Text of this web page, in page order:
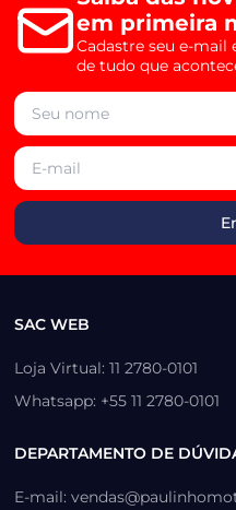
em primeira
Cadastre seu e-
de tudo que
SAC WEB
Loja Virtual: 11 2780-0101
Whatsapp: +55 11 2780-0101
DEPARTAMENTO DE
E-mail: